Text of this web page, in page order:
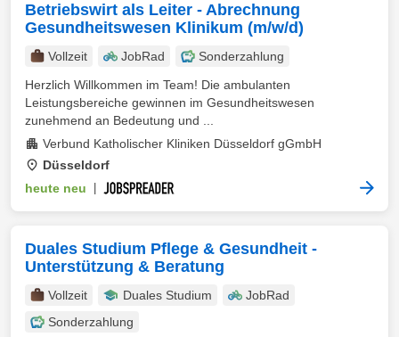
Betriebswirt als Leiter - Abrechnung
Gesundheitswesen Klinikum (m/w/d)
Vollzeit JobRad
Sonderzahlung
Herzlich Willkommen im Team! Die ambulanten
Leistungsbereiche gewinnen im Gesundheitswesen
zunehmend an Bedeutung und ...
Verbund Katholischer Kliniken Düsseldorf gGmbH
Düsseldorf
heute neu
Duales Studium Pflege & Gesundheit -
Unterstützung & Beratung
Vollzeit Duales Studium
JobRad
Sonderzahlung